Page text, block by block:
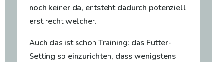
noch keiner da, entsteht dadurch potenziell
erst recht welcher.
Auch das ist schon Training: das Futter-
Setting so einzurichten, dass wenigstens